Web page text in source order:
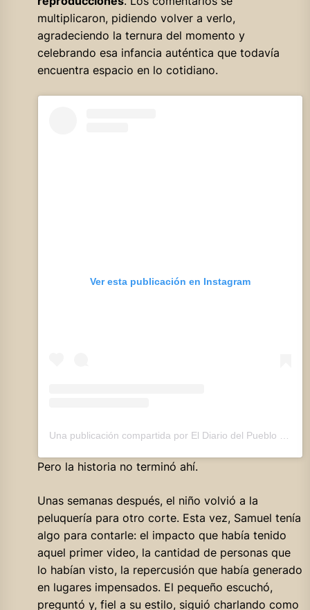
multiplicaron, pidiendo volver a verlo,
agradeciendo la ternura del momento y
celebrando esa infancia auténtica que todavía
encuentra espacio en lo cotidiano.
Ver esta publicación en Instagram
Pero la historia no terminó ahí.
Unas semanas después, el niño volvió a la
peluquería para otro corte. Esta vez, Samuel tenía
algo para contarle: el impacto que había tenido
aquel primer video, la cantidad de personas que
lo habían visto, la repercusión que había generado
en lugares impensados. El pequeño escuchó,
preguntó y, fiel a su estilo, siguió charlando como